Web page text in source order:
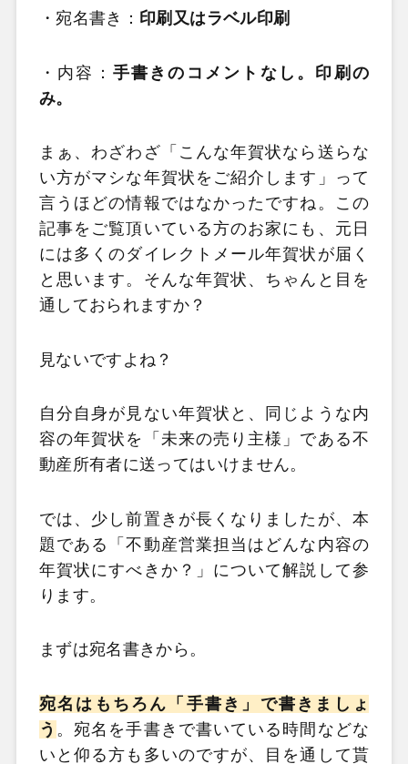
・宛名書き： 印刷又はラベル印刷
・内容： 手書きのコメントなし。印刷の
み。
まぁ、わざわざ「こんな年賀状なら送らな
い方がマシな年賀状をご紹介します」って
言うほどの情報ではなかったですね。この
記事をご覧頂いている方のお家にも、元日
には多くのダイレクトメール年賀状が届く
と思います。そんな年賀状、ちゃんと目を
通しておられますか？
見ないですよね？
自分自身が見ない年賀状と、同じような内
容の年賀状を「未来の売り主様」である不
動産所有者に送ってはいけません。
では、少し前置きが長くなりましたが、本
題である「不動産営業担当はどんな内容の
年賀状にすべきか？」について解説して参
ります。
まずは宛名書きから。
宛名はもちろん「手書き」で書きましょ
う 。宛名を手書きで書いている時間などな
いと仰る方も多いのですが、目を通して貰